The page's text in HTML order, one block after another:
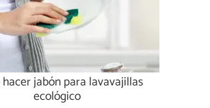
jabón para lavavajillas
ecológico